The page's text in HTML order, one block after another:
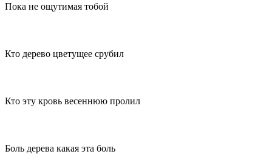
Пока не ощутимая тобой
Кто дерево цветущее срубил
Кто эту кровь весеннюю пролил
Боль дерева какая эта боль